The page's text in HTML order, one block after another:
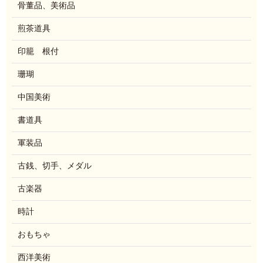
骨董品、美術品
煎茶道具
印籠 根付
珊瑚
中国美術
書道具
軍装品
古銭、切手、メダル
古楽器
時計
おもちゃ
西洋美術